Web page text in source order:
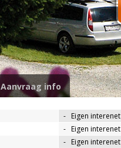
Aanvraag info
- Eigen
- Eigen
- Eigen